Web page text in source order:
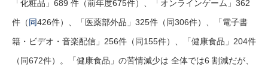
「化粧品」689 件（前年度675件）、「オンラインゲーム」362
件（同426件）、「医薬部外品」325件（同306件）、「電子書
籍・ビデオ・音楽配信」256件（同155件）、「健康食品」204件
（同672件）。「健康食品」の苦情減少は 全体では6 割減だが、